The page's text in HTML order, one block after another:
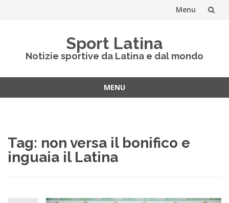
Menu
Sport Latina
Notizie sportive da Latina e dal mondo
MENU
Tag: non versa il bonifico e
inguaia il Latina